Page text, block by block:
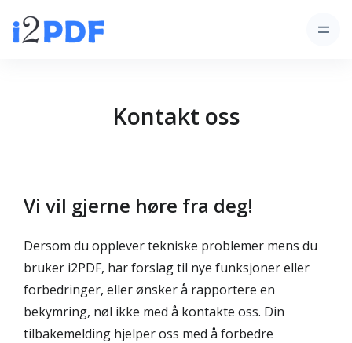
Kontakt oss
Vi vil gjerne høre fra deg!
Dersom du opplever tekniske problemer mens du
bruker i2PDF, har forslag til nye funksjoner eller
forbedringer, eller ønsker å rapportere en
bekymring, nøl ikke med å kontakte oss. Din
tilbakemelding hjelper oss med å forbedre